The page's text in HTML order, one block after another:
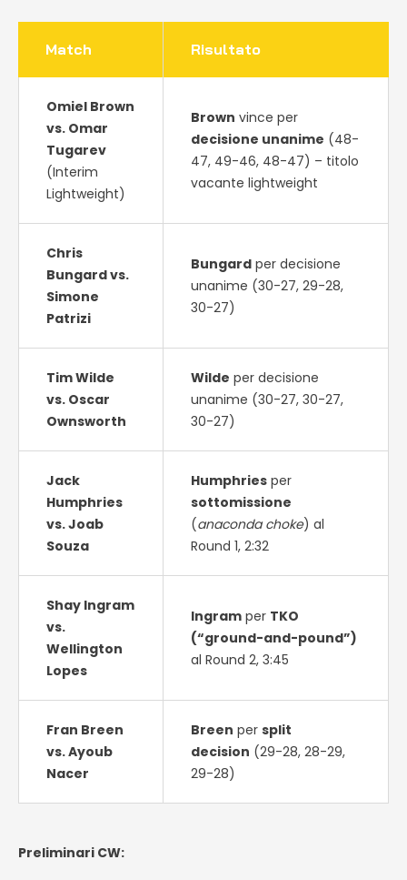
Match Risultato
Omiel Brown
vs. Omar
Tugarev
(Interim
Lightweight)
Brown vince per
decisione unanime (48-
47, 49-46, 48-47) – titolo
vacante lightweight
Chris
Bungard vs.
Simone
Patrizi
Bungard per decisione
unanime (30-27, 29-28,
30-27)
Tim Wilde
vs. Oscar
Ownsworth
Wilde per decisione
unanime (30-27, 30-27,
30-27)
Jack
Humphries
vs. Joab
Souza
Humphries per
sottomissione
(anaconda choke) al
Round 1, 2:32
Shay Ingram
vs.
Wellington
Lopes
Ingram per TKO
(“ground-and-pound”)
al Round 2, 3:45
Fran Breen
vs. Ayoub
Nacer
Breen per split
decision (29-28, 28-29,
29-28)
Preliminari CW: